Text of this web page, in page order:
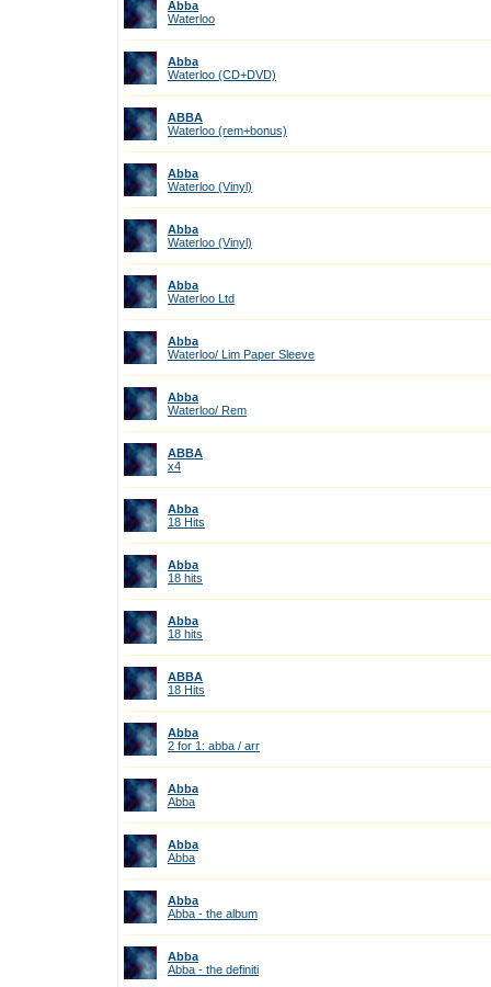
Abba
Waterloo
Abba
Waterloo (CD+DVD)
ABBA
Waterloo (rem+bonus)
Abba
Waterloo (Vinyl)
Abba
Waterloo (Vinyl)
Abba
Waterloo Ltd
Abba
Waterloo/ Lim Paper Sleeve
Abba
Waterloo/ Rem
ABBA
x4
Abba
18 Hits
Abba
18 hits
Abba
18 hits
ABBA
18 Hits
Abba
2 for 1: abba / arr
Abba
Abba
Abba
Abba
Abba
Abba - the album
Abba
Abba - the definiti